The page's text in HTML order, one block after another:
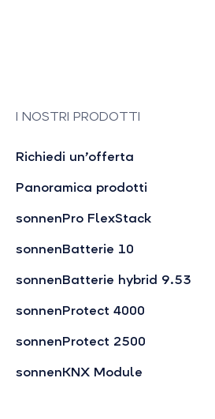
I NOSTRI PRODOTTI
Richiedi un’offerta
Panoramica prodotti
sonnenPro FlexStack
sonnenBatterie 10
sonnenBatterie hybrid 9.53
sonnenProtect 4000
sonnenProtect 2500
sonnenKNX Module